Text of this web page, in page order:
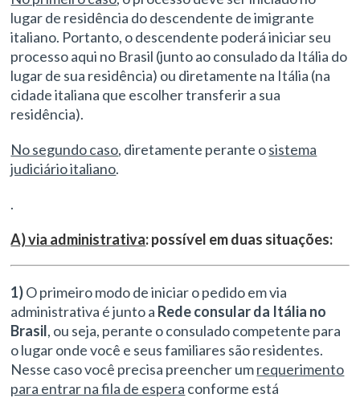
lugar de residência do descendente de imigrante
italiano. Portanto, o descendente poderá iniciar seu
processo aqui no Brasil (junto ao consulado da Itália do
lugar de sua residência) ou diretamente na Itália (na
cidade italiana que escolher transferir a sua
residência).
No segundo caso, diretamente perante osistema
judiciário italiano.
.
A) via administrativa: possível em duas situações:
1)O primeiro modo de iniciar o pedido em via
administrativa é junto a Rede consular da Itália no
Brasil, ou seja, perante o consulado competente para
o lugar onde você e seus familiares são residentes.
Nesse caso você precisa preencher umrequerimento
para entrar na fila de espera conforme está